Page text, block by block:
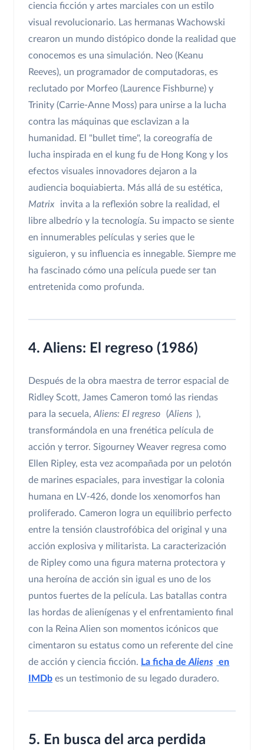
ciencia ficción y artes marciales con un estilo
visual revolucionario. Las hermanas Wachowski
crearon un mundo distópico donde la realidad que
conocemos es una simulación. Neo (Keanu
Reeves), un programador de computadoras, es
reclutado por Morfeo (Laurence Fishburne) y
Trinity (Carrie-Anne Moss) para unirse a la lucha
contra las máquinas que esclavizan a la
humanidad. El "bullet time", la coreografía de
lucha inspirada en el kung fu de Hong Kong y los
efectos visuales innovadores dejaron a la
audiencia boquiabierta. Más allá de su estética,
Matrix
invita a la reflexión sobre la realidad, el
libre albedrío y la tecnología. Su impacto se siente
en innumerables películas y series que le
siguieron, y su influencia es innegable. Siempre me
ha fascinado cómo una película puede ser tan
entretenida como profunda.
4. Aliens: El regreso (1986)
Después de la obra maestra de terror espacial de
Ridley Scott, James Cameron tomó las riendas
para la secuela, Aliens: El regreso (Aliens ),
transformándola en una frenética película de
acción y terror. Sigourney Weaver regresa como
Ellen Ripley, esta vez acompañada por un pelotón
de marines espaciales, para investigar la colonia
humana en LV-426, donde los xenomorfos han
proliferado. Cameron logra un equilibrio perfecto
entre la tensión claustrofóbica del original y una
acción explosiva y militarista. La caracterización
de Ripley como una figura materna protectora y
una heroína de acción sin igual es uno de los
puntos fuertes de la película. Las batallas contra
las hordas de alienígenas y el enfrentamiento final
con la Reina Alien son momentos icónicos que
cimentaron su estatus como un referente del cine
de acción y ciencia ficción. La ficha de Aliens
en
IMDb es un testimonio de su legado duradero.
5. En busca del arca perdida